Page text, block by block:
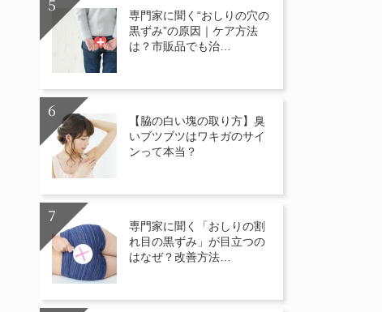
専門家に聞く“おしりの穴の
黒ずみ”の原因｜ケア方法
は？市販品でも治…
【脇の白い塊の取り方】臭
いブツブツはワキガのサイ
ンって本当？
専門家に聞く「おしりの割
れ目の黒ずみ」が目立つの
はなぜ？改善方法…